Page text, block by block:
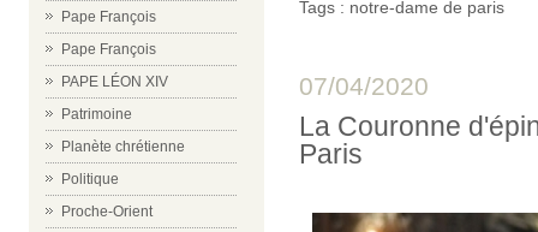
Pape François
Pape François
PAPE LÉON XIV
Patrimoine
Planète chrétienne
Politique
Proche-Orient
Tags : notre-dame de paris
07/04/2020
La Couronne
Paris